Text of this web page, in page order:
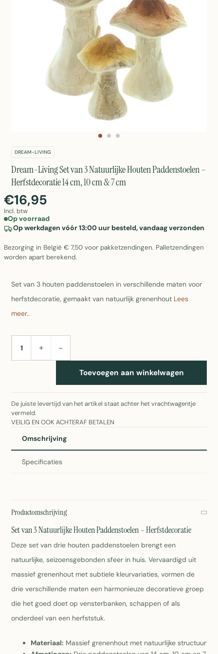
DREAM-LIVING
Dream-Living Set van 3 Natuurlijke Houten Paddenstoelen –
Herfstdecoratie 14 cm, 10 cm & 7 cm
€16,95
Incl. btw
Op voorraad
Op werkdagen vóór 13:00 uur besteld, vandaag verzonden
Bezorging in België € 7,50 voor pakketzendingen. Palletzendingen
worden apart berekend.
Set van 3 houten paddenstoelen in verschillende maten voor
herfstdecoratie, gemaakt van natuurlijk grenenhout Lees
meer..
AANTAL+ −
Toevoegen aan winkelwagen
De juiste levertijd van het artikel staat achter het vrachtwagentje
vermeld.
VEILIG EN OOK ACHTERAF BETALEN
Omschrijving
Specificaties
Productomschrijving
Set van 3 Natuurlijke Houten Paddenstoelen – Herfstdecoratie
Deze set van drie houten paddenstoelen brengt een
natuurlijke, seizoensgebonden sfeer in huis. Vervaardigd uit
massief grenenhout met subtiele kleurvariaties, vormen de
drie verschillende maten een harmonieuze decoratieve groep
die het goed doet op vensterbanken, schappen of als
onderdeel van een herfststuk.
Materiaal: Massief grenenhout met natuurlijke structuur